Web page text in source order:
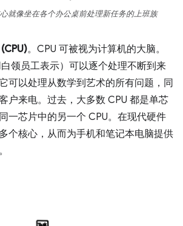
就像坐在各个办公桌前处理新任务的上班族
。 CPU 可被视为计算机的大脑。
领员工表示）可以逐个处理不断到来
可以处理从数学到艺术的所有问题，同
户来电。过去，大多数 CPU 都是单芯
一芯片中的另一个 CPU。在现代硬件
个核心，从而为手机和笔记本电脑提供